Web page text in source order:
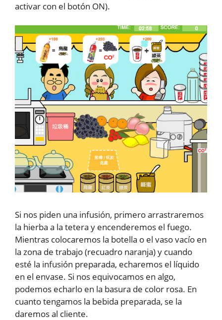
activar con el botón ON).
Si nos piden una infusión, primero arrastraremos
la hierba a la tetera y encenderemos el fuego.
Mientras colocaremos la botella o el vaso vacío en
la zona de trabajo (recuadro naranja) y cuando
esté la infusión preparada, echaremos el líquido
en el envase. Si nos equivocamos en algo,
podemos echarlo en la basura de color rosa. En
cuanto tengamos la bebida preparada, se la
daremos al cliente.